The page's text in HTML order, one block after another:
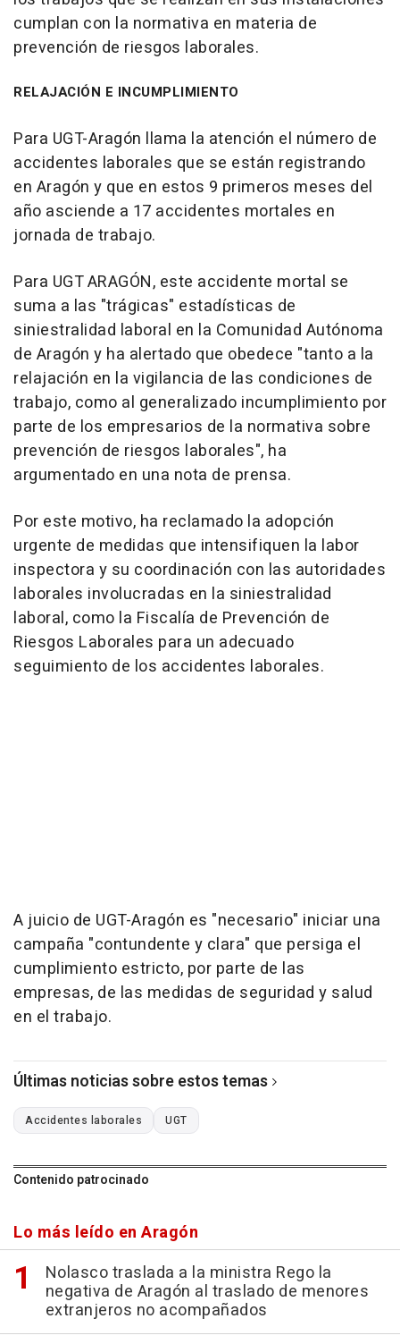
cumplan con la normativa en materia de
prevención de riesgos laborales.
RELAJACIÓN E INCUMPLIMIENTO
Para UGT-Aragón llama la atención el número de
accidentes laborales que se están registrando
en Aragón y que en estos 9 primeros meses del
año asciende a 17 accidentes mortales en
jornada de trabajo.
Para UGT ARAGÓN, este accidente mortal se
suma a las "trágicas" estadísticas de
siniestralidad laboral en la Comunidad Autónoma
de Aragón y ha alertado que obedece "tanto a la
relajación en la vigilancia de las condiciones de
trabajo, como al generalizado incumplimiento por
parte de los empresarios de la normativa sobre
prevención de riesgos laborales", ha
argumentado en una nota de prensa.
Por este motivo, ha reclamado la adopción
urgente de medidas que intensifiquen la labor
inspectora y su coordinación con las autoridades
laborales involucradas en la siniestralidad
laboral, como la Fiscalía de Prevención de
Riesgos Laborales para un adecuado
seguimiento de los accidentes laborales.
A juicio de UGT-Aragón es "necesario" iniciar una
campaña "contundente y clara" que persiga el
cumplimiento estricto, por parte de las
empresas, de las medidas de seguridad y salud
en el trabajo.
Últimas noticias sobre estos temas
Accidentes laborales UGT
Contenido patrocinado
Lo más leído en Aragón
Nolasco traslada a la ministra Rego la
negativa de Aragón al traslado de menores
extranjeros no acompañados